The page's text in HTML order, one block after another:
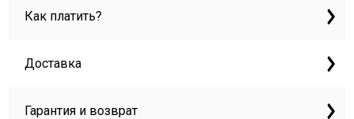
Как платить?
Доставка
Гарантия и возврат